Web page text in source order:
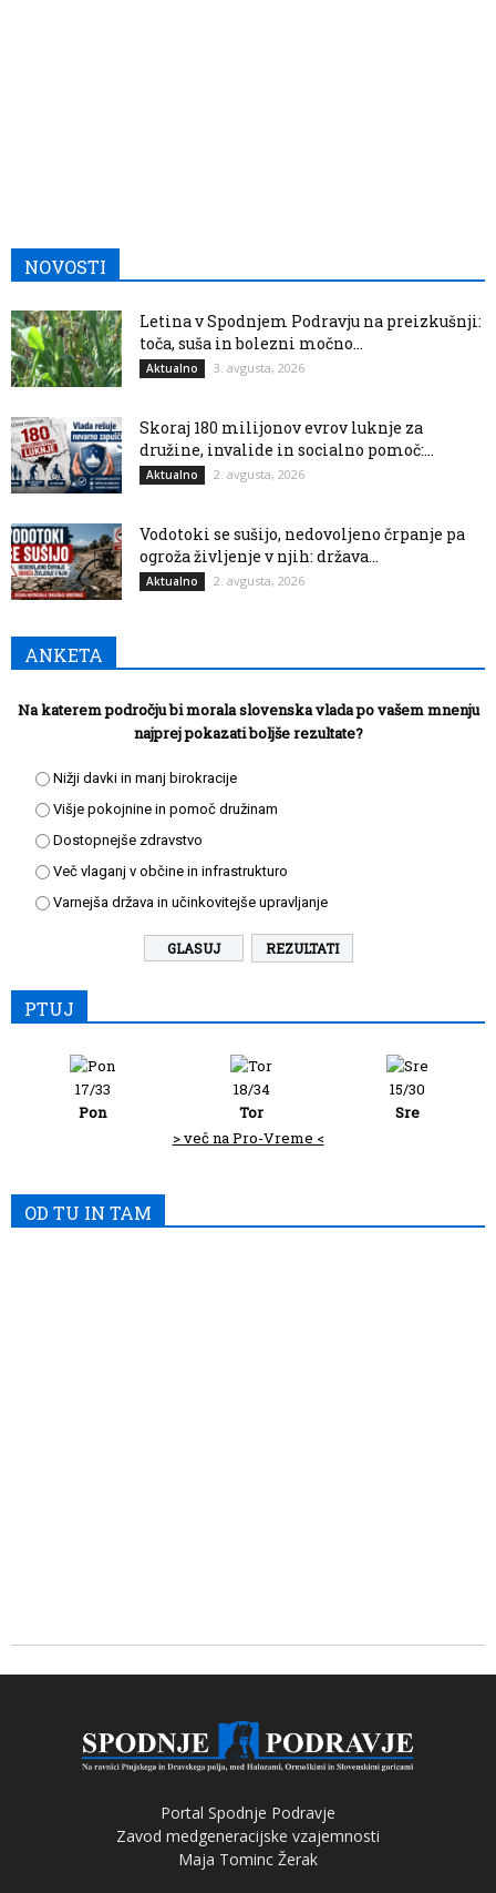
NOVOSTI
Letina v Spodnjem Podravju na preizkušnji:
toča, suša in bolezni močno...
Aktualno 3. avgusta, 2026
Skoraj 180 milijonov evrov luknje za
družine, invalide in socialno pomoč:...
Aktualno 2. avgusta, 2026
Vodotoki se sušijo, nedovoljeno črpanje pa
ogroža življenje v njih: država...
Aktualno 2. avgusta, 2026
ANKETA
Na katerem področju bi morala slovenska vlada po vašem mnenju
najprej pokazati boljše rezultate?
Nižji davki in manj birokracije
Višje pokojnine in pomoč družinam
Dostopnejše zdravstvo
Več vlaganj v občine in infrastrukturo
Varnejša država in učinkovitejše upravljanje
REZULTATI
PTUJ
17/33
Pon
18/34
Tor
15/30
Sre
> več na Pro-Vreme <
OD TU IN TAM
Portal Spodnje Podravje
Zavod medgeneracijske vzajemnosti
Maja Tominc Žerak